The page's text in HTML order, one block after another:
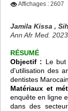
Affichages : 2607
Jamila Kissa ,
Ann Afr Med.
RÉSUMÉ
Objectif : Le
d'utilisation des
dentistes
Matériaux et
enquête en ligne
dans des